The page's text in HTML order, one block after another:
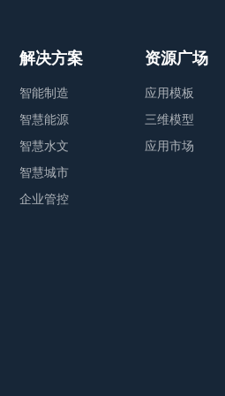
解决方案
智能制造
智慧能源
智慧水文
智慧城市
企业管控
资源广场
应用模板
三维模型
应用市场